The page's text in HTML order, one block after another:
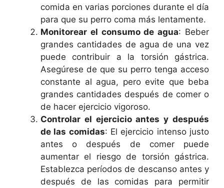
comida en varias porciones durante el día
para que su perro coma más lentamente.
Monitorear el consumo de agua: Beber
grandes cantidades de agua de una vez
puede contribuir a la torsión gástrica.
Asegúrese de que su perro tenga acceso
constante al agua, pero evite que beba
grandes cantidades después de comer o
de hacer ejercicio vigoroso.
Controlar el ejercicio antes y después
de las comidas: El ejercicio intenso justo
antes o después de comer puede
aumentar el riesgo de torsión gástrica.
Establezca períodos de descanso antes y
después de las comidas para permitir